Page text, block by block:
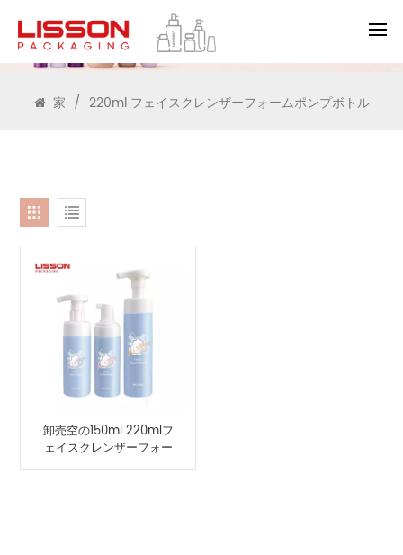
検索
家 / 220ml フェイスクレンザーフォームポンプボトル
卸売空の150ml 220mlフ
ェイスクレンザーフォー
ムポンプボトル